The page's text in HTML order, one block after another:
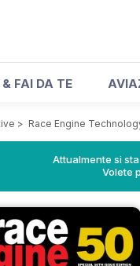
& FAI DA TE
> Race Engine
Attualmente si
Volete